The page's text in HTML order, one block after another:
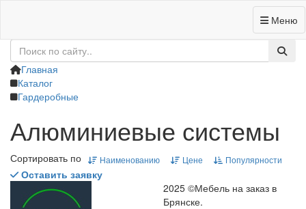
Меню
Главная
Каталог
Гардеробные
Алюминиевые системы
Сортировать по Наименованию Цене Популярности
Оставить заявку
2025 ©Мебель на заказ в
Брянске.